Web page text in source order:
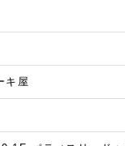
キ屋